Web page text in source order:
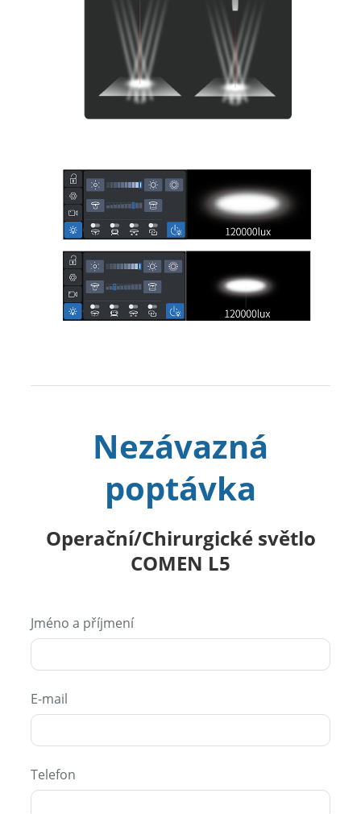
Nezávazná
poptávka
Operační/Chirurgické světlo
COMEN L5
Jméno a příjmení
E-mail
Telefon